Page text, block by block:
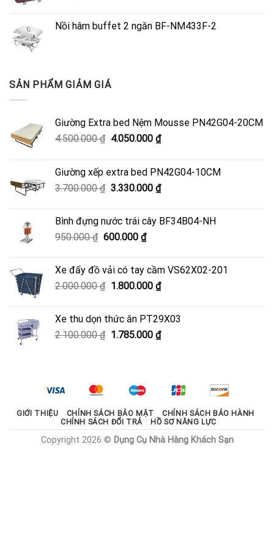
Nồi hâm buffet 2 ngăn BF-NM433F-2
SẢN PHẨM GIẢM GIÁ
Giường Extra bed Nệm Mousse PN42G04-20CM
4.500.000₫ Giá
4.500.000 ₫.
4.050.000 ₫Giá
là:
4.050.000 ₫.
Giường xếp extra bed PN42G04-10CM
3.700.000₫ Giá
3.700.000 ₫.
3.330.000 ₫Giá
là:
Bình đựng nước trái cây BF34B04-NH
950.000₫ Giá
950.000 ₫.
600.000 ₫Giá
là:
600.000 ₫.
Xe đẩy đồ vải có tay cầm VS62X02-201
2.000.000₫ Giá
2.000.000 ₫.
1.800.000 ₫Giá
là:
1.800.000 ₫.
Xe thu dọn thức ăn PT29X03
2.100.000₫ Giá
1.785.000 ₫Giá
1.785.000 ₫.
GIỚI THIỆU CHÍNH SÁCH BẢO MẬT
CHÍNH SÁCH BẢO HÀNH
CHÍNH SÁCH ĐỔI TRẢ
HỒ SƠ NĂNG LỰC
Copyright 2026 © Dụng Cụ Nhà Hàng Khách Sạn